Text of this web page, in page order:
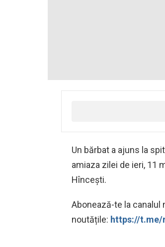
Un bărbat a ajuns la
amiaza zilei de ieri, 11
Hîncești.
Abonează-te la canalul
noutățile: https://t.me/